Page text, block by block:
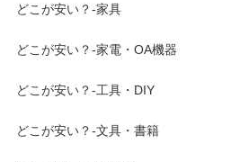
どこが安い？-家具
どこが安い？-家電・OA機器
どこが安い？-工具・DIY
どこが安い？-文具・書籍